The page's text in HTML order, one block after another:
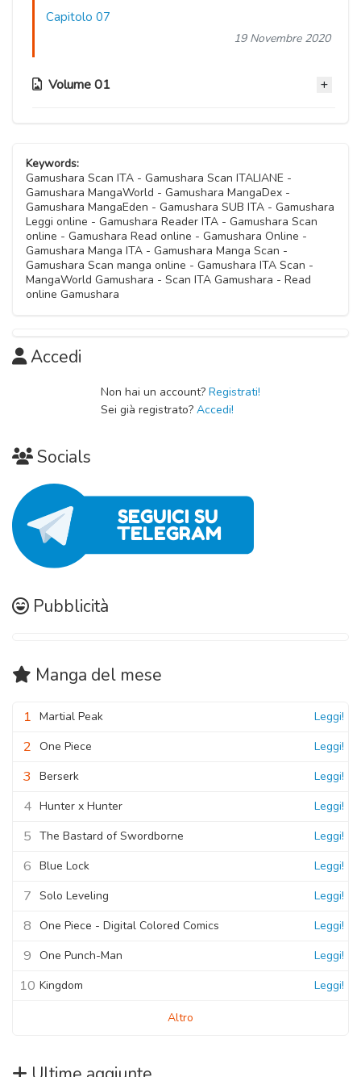
Capitolo 07
19 Novembre 2020
Volume 01
Capitolo 05
19 Novembre 2020
Capitolo 04
19 Novembre 2020
19 Novembre 2020
Keywords:
Gamushara Scan ITA - Gamushara Scan ITALIANE -
Gamushara MangaWorld - Gamushara MangaDex -
Gamushara MangaEden - Gamushara SUB ITA - Gamushara
Leggi online - Gamushara Reader ITA - Gamushara Scan
online - Gamushara Read online - Gamushara Online -
Gamushara Manga ITA - Gamushara Manga Scan -
Gamushara Scan manga online - Gamushara ITA Scan -
MangaWorld Gamushara - Scan ITA Gamushara - Read
online Gamushara
Accedi
Non hai un account? Registrati!
Sei già registrato? Accedi!
Socials
Pubblicità
Manga del mese
1 Martial Peak Leggi!
2 One Piece Leggi!
3 Berserk Leggi!
4 Hunter x Hunter Leggi!
5 The Bastard of Swordborne Leggi!
6 Blue Lock Leggi!
7 Solo Leveling Leggi!
8 One Piece - Digital Colored Comics Leggi!
9 One Punch-Man Leggi!
10 Kingdom Leggi!
Altro